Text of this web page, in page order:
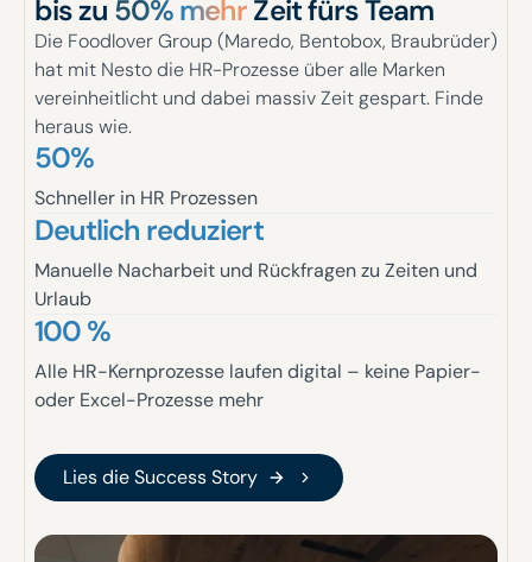
bis zu 50% mehrZeit fürs Team
Die Foodlover Group (Maredo, Bentobox, Braubrüder)
hat mit Nesto die HR-Prozesse über alle Marken
vereinheitlicht und dabei massiv Zeit gespart. Finde
heraus wie.
50%
Schneller in HR Prozessen
Deutlich reduziert
Manuelle Nacharbeit und Rückfragen zu Zeiten und
Urlaub
100 %
Alle HR-Kernprozesse laufen digital – keine Papier-
oder Excel-Prozesse mehr
Lies die Success Story
Lies die Success Story